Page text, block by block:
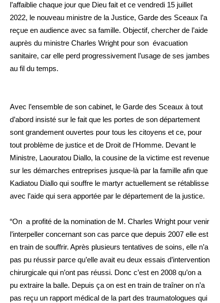
l’affaiblie chaque jour que Dieu fait et ce vendredi 15 juillet
2022, le nouveau ministre de la Justice, Garde des Sceaux l’a
reçue en audience avec sa famille. Objectif, chercher de l’aide
auprès du ministre Charles Wright pour son évacuation
sanitaire, car elle perd progressivement l’usage de ses jambes
au fil du temps.
Avec l’ensemble de son cabinet, le Garde des Sceaux à tout
d’abord insisté sur le fait que les portes de son département
sont grandement ouvertes pour tous les citoyens et ce, pour
tout problème de justice et de Droit de l’Homme. Devant le
Ministre, Laouratou Diallo, la cousine de la victime est revenue
sur les démarches entreprises jusque-là par la famille afin que
Kadiatou Diallo qui souffre le martyr actuellement se rétablisse
avec l’aide qui sera apportée par le département de la justice.
“On a profité de la nomination de M. Charles Wright pour venir
l’interpeller concernant son cas parce que depuis 2007 elle est
en train de souffrir. Après plusieurs tentatives de soins, elle n’a
pas pu réussir parce qu’elle avait eu deux essais d’intervention
chirurgicale qui n’ont pas réussi. Donc c’est en 2008 qu’on a
pu extraire la balle. Depuis ça on est en train de traîner on n’a
pas reçu un rapport médical de la part des traumatologues qui